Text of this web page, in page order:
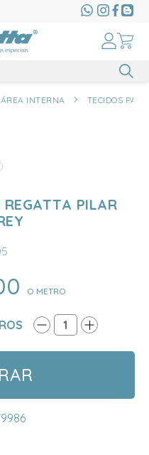
ÁREA INTERNA TECIDOS
PILAR
O METRO
1